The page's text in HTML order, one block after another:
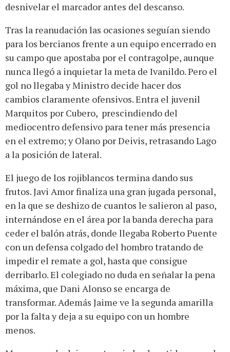
desnivelar el marcador antes del descanso.
Tras la reanudación las ocasiones seguían siendo
para los bercianos frente a un equipo encerrado en
su campo que apostaba por el contragolpe, aunque
nunca llegó a inquietar la meta de Ivanildo. Pero el
gol no llegaba y Ministro decide hacer dos
cambios claramente ofensivos. Entra el juvenil
Marquitos por Cubero, prescindiendo del
mediocentro defensivo para tener más presencia
en el extremo; y Olano por Deivis, retrasando Lago
a la posición de lateral.
El juego de los rojiblancos termina dando sus
frutos. Javi Amor finaliza una gran jugada personal,
en la que se deshizo de cuantos le salieron al paso,
internándose en el área por la banda derecha para
ceder el balón atrás, donde llegaba Roberto Puente
con un defensa colgado del hombro tratando de
impedir el remate a gol, hasta que consigue
derribarlo. El colegiado no duda en señalar la pena
máxima, que Dani Alonso se encarga de
transformar. Además Jaime ve la segunda amarilla
por la falta y deja a su equipo con un hombre
menos.